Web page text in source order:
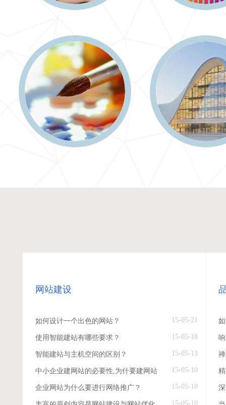
网站建设
如何设计一个出色的网站？ 15-05-21
使用智能建站有哪些要求？ 15-05-18
智能建站与主机空间的区别？ 15-05-13
中小企业建网站的必要性,为什要建网站 15-05-10
企业网站为什么要进行网络推广？ 15-05-10
15-05-10